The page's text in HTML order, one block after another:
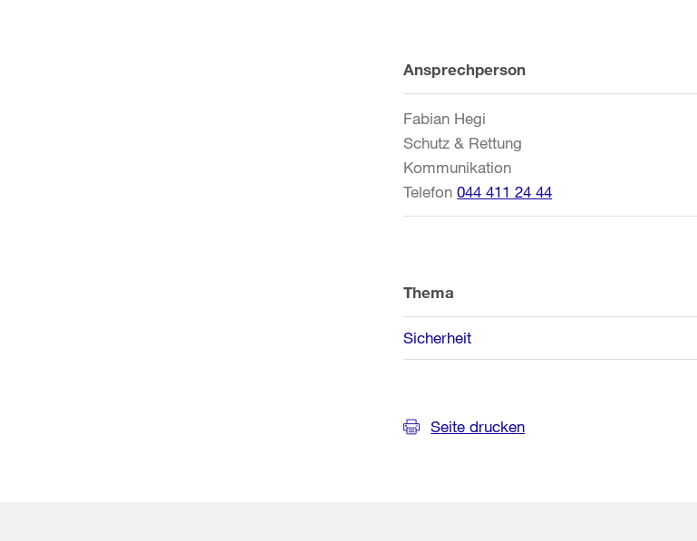
Weitere
Informationen
Ansprechperson
Fabian Hegi
Schutz & Rettung
Kommunikation
Telefon 044 411 24 44
Thema
Sicherheit
Seite drucken